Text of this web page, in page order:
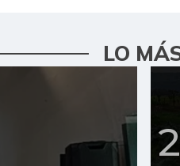
LO
2